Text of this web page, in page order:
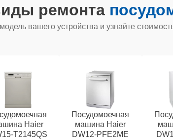
ремонта
вашего устройства и узнайте
Haier
T2145QS
Посудомоечная
машина Haier
DW12-PFE2ME